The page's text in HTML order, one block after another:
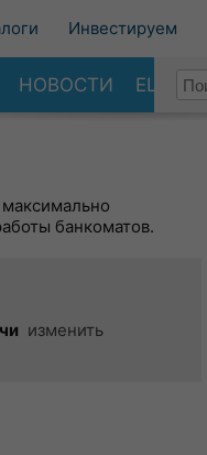
Инвестируем
НОВОСТИ ЕЩЕ
банкоматов.
изменить